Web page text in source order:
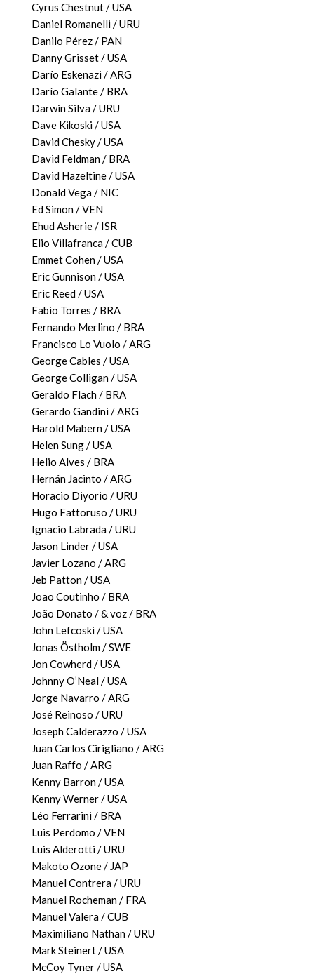
Cyrus Chestnut / USA
Daniel Romanelli / URU
Danilo Pérez / PAN
Danny Grisset / USA
Darío Eskenazi / ARG
Darío Galante / BRA
Darwin Silva / URU
Dave Kikoski / USA
David Chesky / USA
David Feldman / BRA
David Hazeltine / USA
Donald Vega / NIC
Ed Simon / VEN
Ehud Asherie / ISR
Elio Villafranca / CUB
Emmet Cohen / USA
Eric Gunnison / USA
Eric Reed / USA
Fabio Torres / BRA
Fernando Merlino / BRA
Francisco Lo Vuolo / ARG
George Cables / USA
George Colligan / USA
Geraldo Flach / BRA
Gerardo Gandini / ARG
Harold Mabern / USA
Helen Sung / USA
Helio Alves / BRA
Hernán Jacinto / ARG
Horacio Diyorio / URU
Hugo Fattoruso / URU
Ignacio Labrada / URU
Jason Linder / USA
Javier Lozano / ARG
Jeb Patton / USA
Joao Coutinho / BRA
João Donato / & voz / BRA
John Lefcoski / USA
Jonas Östholm / SWE
Jon Cowherd / USA
Johnny O’Neal / USA
Jorge Navarro / ARG
José Reinoso / URU
Joseph Calderazzo / USA
Juan Carlos Cirigliano / ARG
Juan Raffo / ARG
Kenny Barron / USA
Kenny Werner / USA
Léo Ferrarini / BRA
Luis Perdomo / VEN
Luis Alderotti / URU
Makoto Ozone / JAP
Manuel Contrera / URU
Manuel Rocheman / FRA
Manuel Valera / CUB
Maximiliano Nathan / URU
Mark Steinert / USA
McCoy Tyner / USA